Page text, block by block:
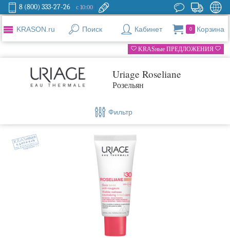
8 (800) 333-27-26 с 10:00
KRASON.ru Поиск Кабинет 0 Корзина
KRASные ПРЕДЛОЖЕНИЯ
Uriage Roseliane
Розельян
Фильтр